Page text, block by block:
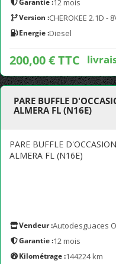
Garantie :12 mois
Version :CHEROKEE 2.1D -
Energie :Diesel
200,00 € TTC
PARE BUFFLE
ALMERA FL (N16E)
PARE BUFFLE
ALMERA FL (N16E)
Vendeur :Autodesguaces
Garantie :12 mois
Kilométrage :144224 km